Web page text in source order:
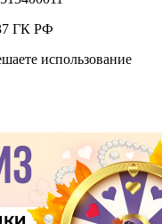
ГК РФ
использование